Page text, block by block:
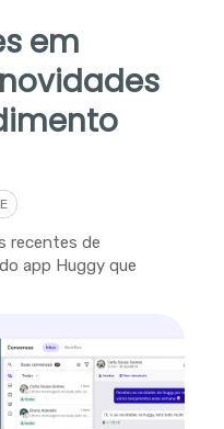
em
recentes de
app Huggy que